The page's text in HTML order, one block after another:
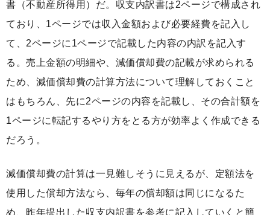
書（不動産所得用）だ。収支内訳書は2ページで構成され
ており、1ページでは収入金額および必要経費を記入し
て、2ページに1ページで記載した内容の内訳を記入す
る。売上金額の明細や、減価償却費の記載が求められる
ため、減価償却費の計算方法について理解しておくこと
はもちろん、先に2ページの内容を記載し、その合計額を
1ページに転記するやり方をとる方が効率よく作成できる
だろう。
減価償却費の計算は一見難しそうに見えるが、定額法を
使用した償却方法なら、毎年の償却額は同じになるた
め、昨年提出した収支内訳書を参考に記入していくと簡